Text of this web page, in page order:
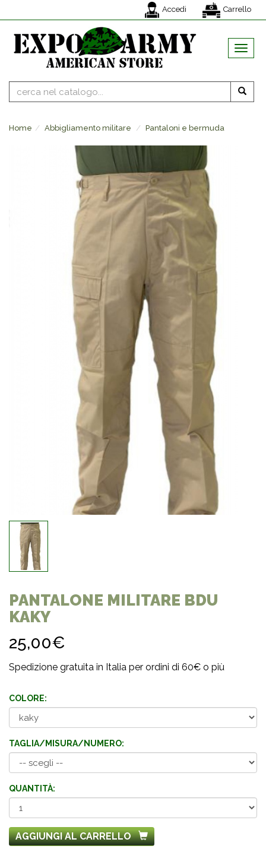
Accedi Carrello
MENU
Home Abbigliamento militare Pantaloni e bermuda
PANTALONE MILITARE BDU
KAKY
25,00€
Spedizione gratuita in Italia per ordini di 60€ o più
COLORE:
TAGLIA/MISURA/NUMERO:
QUANTITÀ:
AGGIUNGI AL CARRELLO